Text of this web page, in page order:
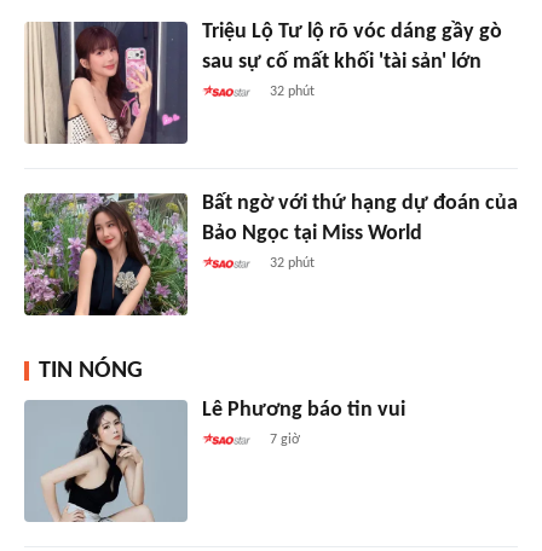
Triệu Lộ Tư lộ rõ vóc dáng gầy gò
sau sự cố mất khối 'tài sản' lớn
32 phút
Bất ngờ với thứ hạng dự đoán của
Bảo Ngọc tại Miss World
32 phút
TIN NÓNG
Lê Phương báo tin vui
7 giờ